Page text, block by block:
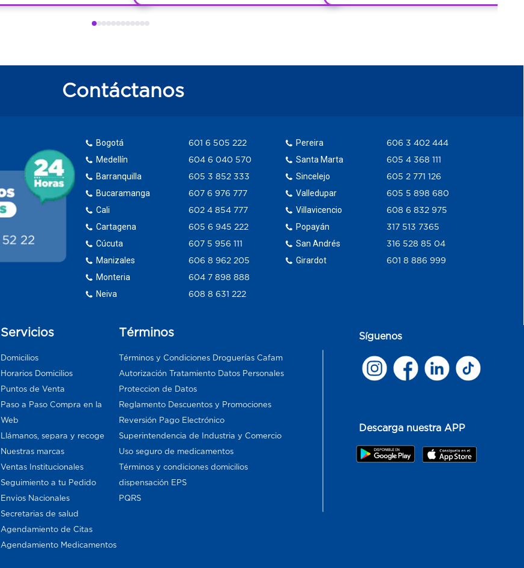
Contáctanos
Bogotá
Medellín
Barranquilla
Bucaramanga
Cali
Cartagena
Cúcuta
Manizales
Monteria
Neiva
601 6 505 222
604 6 040 570
605 3 852 333
607 6 976 777
602 4 854 777
605 6 945 222
607 5 956 111
606 8 962 205
604 7 898 888
608 8 631 222
Pereira
Santa Marta
Sincelejo
Valledupar
Villavicencio
Popayán
San Andrés
Girardot
606 3 402 444
605 4 368 111
605 2 771 126
605 5 898 680
608 6 832 975
317 513 7365
316 528 85 04
601 8 886 999
Servicios
Domicilios
Horarios Domicilios
Puntos de Venta
Paso a Paso Compra en la
Web
Llámanos, separa y recoge
Nuestras marcas
Ventas Institucionales
Seguimiento a tu Pedido
Envios Nacionales
Secretarias de salud
Agendamiento de Citas
Agendamiento Medicamentos
Términos
Términos y Condiciones Droguerías Cafam
Autorización Tratamiento Datos Personales
Proteccion de Datos
Reglamento Descuentos y Promociones
Reversión Pago Electrónico
Superintendencia de Industria y Comercio
Uso seguro de medicamentos
Términos y condiciones domicilios
dispensación EPS
PQRS
Síguenos
Descarga nuestra APP